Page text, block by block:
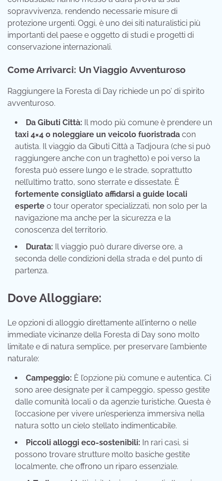
sopravvivenza, rendendo necessarie misure di
protezione urgenti. Oggi, è uno dei siti naturalistici più
importanti del paese e oggetto di studi e progetti di
conservazione internazionali.
Come Arrivarci: Un Viaggio Avventuroso
Raggiungere la Foresta di Day richiede un po’ di spirito
avventuroso.
Da Gibuti Città: Il modo più comune è prendere un
taxi 4×4 o noleggiare un veicolo fuoristrada con
autista. Il viaggio da Gibuti Città a Tadjoura (che si può
raggiungere anche con un traghetto) e poi verso la
foresta può essere lungo e le strade, soprattutto
nell’ultimo tratto, sono sterrate e dissestate. È
fortemente consigliato affidarsi a guide locali
esperte o tour operator specializzati, non solo per la
navigazione ma anche per la sicurezza e la
conoscenza del territorio.
Durata: Il viaggio può durare diverse ore, a
seconda delle condizioni della strada e del punto di
partenza.
Dove Alloggiare:
Le opzioni di alloggio direttamente all’interno o nelle
immediate vicinanze della Foresta di Day sono molto
limitate e di natura semplice, per preservare l’ambiente
naturale:
Campeggio: È l’opzione più comune e autentica. Ci
sono aree designate per il campeggio, spesso gestite
dalle comunità locali o da agenzie turistiche. Questa è
l’occasione per vivere un’esperienza immersiva nella
natura sotto un cielo stellato indimenticabile.
Piccoli alloggi eco-sostenibili: In rari casi, si
possono trovare strutture molto basiche gestite
localmente, che offrono un riparo essenziale.